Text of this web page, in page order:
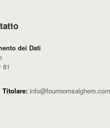
dei Dati
81
info@fourroomsalghero.com